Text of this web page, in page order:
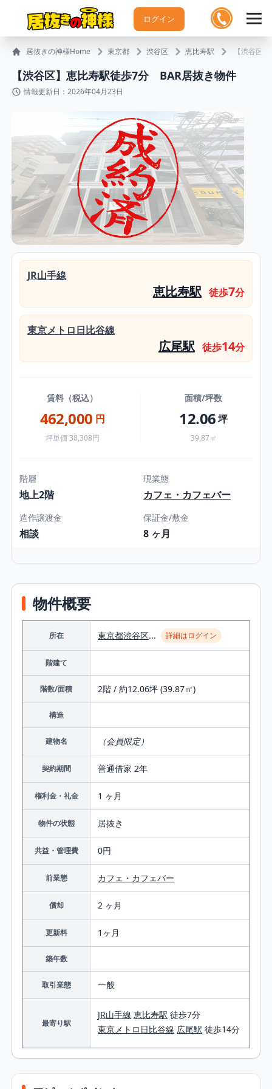
ログイン
居抜きの神様Home 東京都 渋谷区 恵比寿駅 【渋谷区
【渋谷区】恵比寿駅徒歩7分 BAR居抜き物件
情報更新日：2026年04月23日
JR山手線
恵比寿駅 徒歩7分
東京メトロ日比谷線
広尾駅 徒歩14分
賃料（税込）
462,000 円
坪単価 38,308円
面積/坪数
12.06坪
39.87㎡
階層
地上2階
現業態
カフェ・カフェバー
造作譲渡金
相談
保証金/敷金
8 ヶ月
物件概要
所在 東京都渋谷区... 詳細はログイン
階建て
階数/面積 2階 / 約12.06坪 (39.87㎡)
構造
建物名 （会員限定）
契約期間 普通借家 2年
権利金・礼金 1 ヶ月
物件の状態 居抜き
共益・管理費 0円
前業態 カフェ・カフェバー
償却 2 ヶ月
更新料 1ヶ月
築年数
取引業態 一般
最寄り駅
JR山手線 恵比寿駅 徒歩7分
東京メトロ日比谷線 広尾駅 徒歩14分